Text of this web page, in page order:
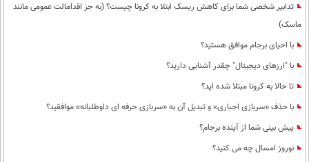
تدابیر شخصی شما برای کاهش ریسک ابتلا به کرونا چیست؟ (به جز اقدامالت عمومی مانند
ماسک)
با احیای برجام موافق هستید؟
با "ارزهای دیجیتال" چقدر آشنایی دارید؟
تا حالا به کرونا مبتلا شده اید؟
با حذف «سربازی اجباری» و تبدیل آن به «سربازی حرفه ای داوطلبانه» موافقید؟
پیش بینی شما از آینده برجام؟
نوروز امسال چه می کنید؟